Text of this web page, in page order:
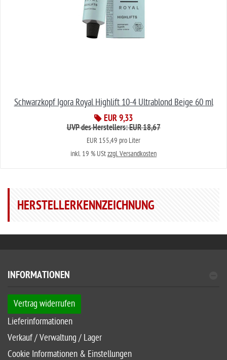
Schwarzkopf Igora Royal Highlift 10-4 Ultrablond Beige 60 ml
EUR 9,33
UVP des Herstellers: EUR 18,67
EUR 155,49 pro Liter
inkl. 19 % UStzzgl. Versandkosten
HERSTELLERKENNZEICHNUNG
INFORMATIONEN
Vertrag widerrufen
Lieferinformationen
Verkauf / Verwaltung / Lager
Cookie Informationen & Einstellungen